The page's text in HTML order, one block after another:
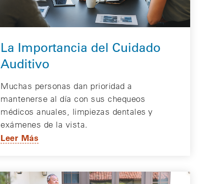
La Importancia del Cuidado
Auditivo
Muchas personas dan prioridad a
mantenerse al día con sus chequeos
médicos anuales, limpiezas dentales y
exámenes de la vista.
Leer Más